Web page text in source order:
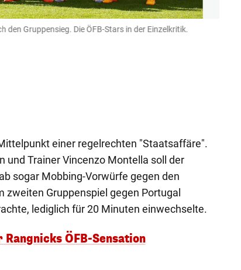
den Gruppensieg. Die ÖFB-Stars in der Einzelkritik.
einer regelrechten "Staatsaffäre".
und Trainer Vincenzo Montella soll der
sogar Mobbing-Vorwürfe gegen den
zweiten Gruppenspiel gegen Portugal
lediglich für 20 Minuten einwechselte.
ÖFB-Sensation